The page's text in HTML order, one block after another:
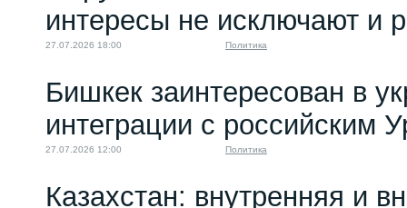
интересы не исключают и
27.07.2026 18:00 Политика
Бишкек заинтересован в
интеграции с российским
27.07.2026 12:00 Политика
Казахстан: внутренняя и